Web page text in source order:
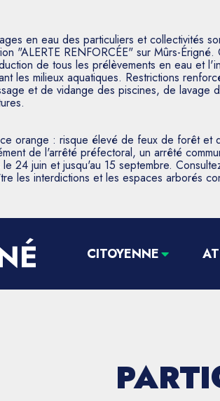
en eau des particuliers et collectivités
"ALERTE RENFORCÉE" sur Mûrs-
de tous les prélèvements en eau et
les milieux aquatiques. Restrictions
et de vidange des piscines, de lavage
orange : risque élevé de feux de forêt et
de l'arrêté préfectoral, un arrêté
24 juin et jusqu'au 15 septembre.
les interdictions et les espaces arborés
CITOYENNE